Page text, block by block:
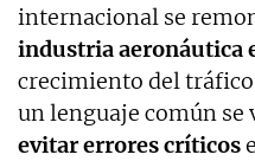
internacional se
industria aeronáutica
crecimiento del
un lenguaje común
evitar errores críticos